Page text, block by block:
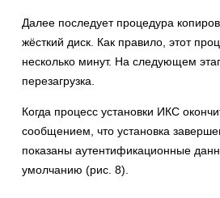
Далее последует процедура
жёсткий диск. Как правило, этот
несколько минут. На следующем
перезагрузка.
Когда процесс установки ИКС
сообщением, что установка
показаны аутентификационные
умолчанию (рис. 8).